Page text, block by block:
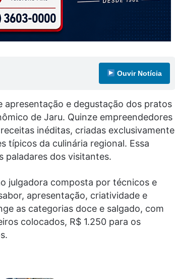
Ouvir Notícia
apresentação e degustação dos pratos
de Jaru. Quinze empreendedores
inéditas, criadas exclusivamente
típicos da culinária regional. Essa
paladares dos visitantes.
julgadora composta por técnicos e
apresentação, criatividade e
as categorias doce e salgado, com
colocados, R$ 1.250 para os